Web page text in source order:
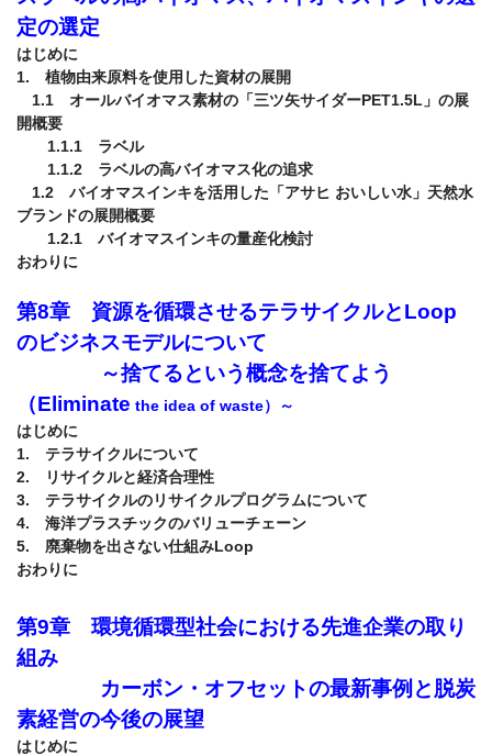
定の選定
はじめに
1.　植物由来原料を使用した資材の展開
1.1　オールバイオマス素材の「三ツ矢サイダーPET1.5L」の展
開概要
1.1.1　ラベル
1.1.2　ラベルの高バイオマス化の追求
1.2　バイオマスインキを活用した「アサヒ おいしい水」天然水
ブランドの展開概要
1.2.1　バイオマスインキの量産化検討
おわりに
第8章　資源を循環させるテラサイクルとLoop
のビジネスモデルについて
～捨てるという概念を捨てよう
（Eliminate the idea of waste）～
はじめに
1.　テラサイクルについて
2.　リサイクルと経済合理性
3.　テラサイクルのリサイクルプログラムについて
4.　海洋プラスチックのバリューチェーン
5.　廃棄物を出さない仕組みLoop
第9章　環境循環型社会における先進企業の取り
組み
カーボン・オフセットの最新事例と脱炭
素経営の今後の展望
はじめに